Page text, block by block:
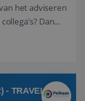
het adviseren
Dan
zoeken
- TRAVEL